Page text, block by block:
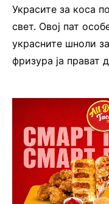
Украсите за коса
свет. Овој пат
украсните шноли
фризура ја прават